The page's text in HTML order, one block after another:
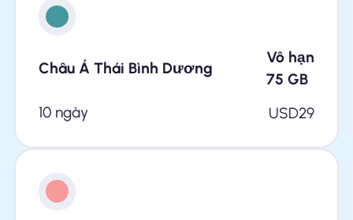
Châu Á Thái Bình Dương
Vô hạn
75 GB
10 ngày
USD29